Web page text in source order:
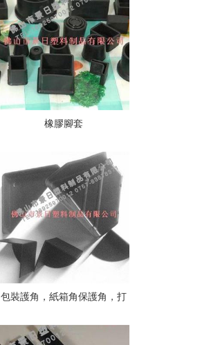
橡膠腳套
包裝護角，紙箱角保護角，打
包護角